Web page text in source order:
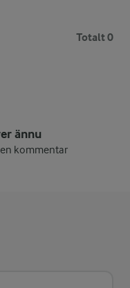
Totalt 0
ännu
kommentar